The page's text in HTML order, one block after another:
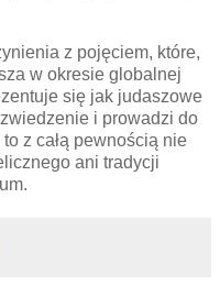
z pojęciem, które,
w okresie globalnej
się jak judaszowe
i prowadzi do
z całą pewnością nie
ani tradycji